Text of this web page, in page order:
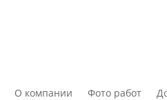
О компании Фото работ